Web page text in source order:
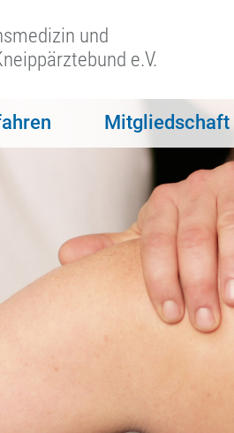
und
e.V.
Mitgliedschaft